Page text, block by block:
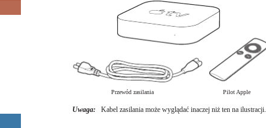
Przewód zasilania Pilot Apple
Uwaga: Kabel zasilania może wyglądać inaczej niż ten na ilustracji.